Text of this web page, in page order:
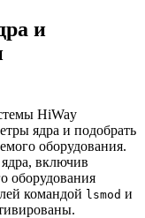
и
HiWay
ядра и подобрать
оборудования.
включив
оборудования
командой lsmod и